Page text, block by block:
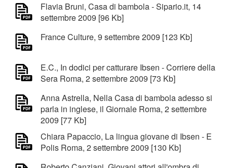
Flavia Bruni, Casa di bambola - Sipario.it, 14
settembre 2009 [96 Kb]
France Culture, 9 settembre 2009 [123 Kb]
E.C., In dodici per catturare Ibsen - Corriere della
Sera Roma, 2 settembre 2009 [73 Kb]
Anna Astrella, Nella Casa di bambola adesso si
parla in inglese, il Giornale Roma, 2 settembre
2009 [77 Kb]
Chiara Papaccio, La lingua giovane di Ibsen - E
Polis Roma, 2 settembre 2009 [130 Kb]